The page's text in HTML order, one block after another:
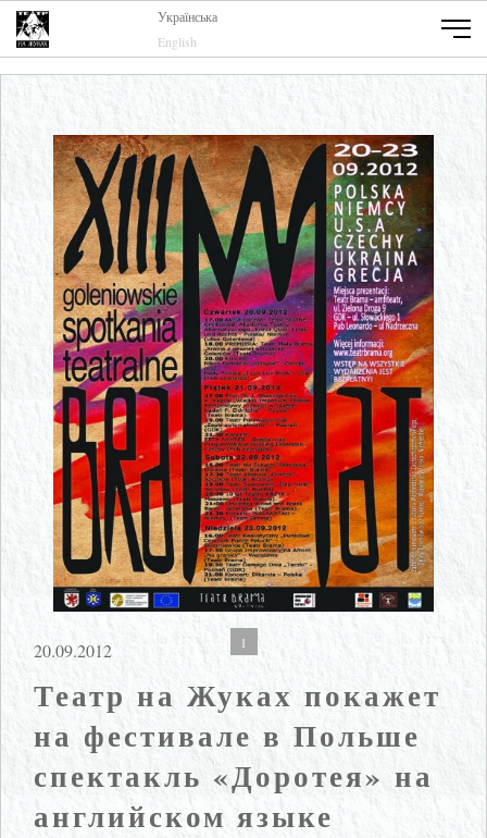
Українська
English
1
20.09.2012
Театр на Жуках покажет
на фестивале в Польше
спектакль «Доротея» на
английском языке